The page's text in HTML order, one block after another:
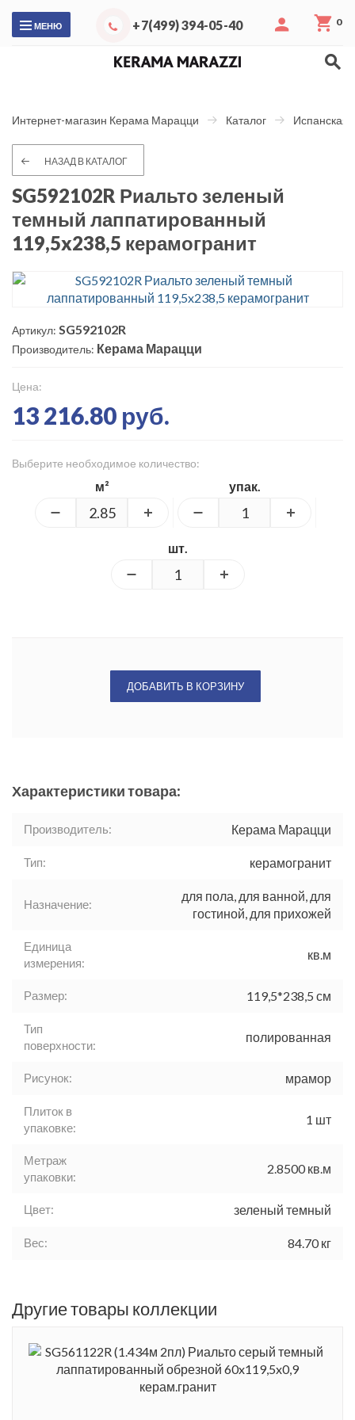
МЕНЮ +7(499) 394-05-40 0
Интернет-магазин Керама Марацци Каталог Испанская
НАЗАД В КАТАЛОГ
SG592102R Риальто зеленый
темный лаппатированный
119,5x238,5 керамогранит
Артикул: SG592102R
Производитель: Керама Марацци
Цена:
13 216.80 руб.
Выберите необходимое количество:
м² упак.
шт.
ДОБАВИТЬ В КОРЗИНУ
Характеристики товара:
Производитель: Керама Марацци
Тип: керамогранит
Назначение:
для пола, для ванной, для
гостиной, для прихожей
Единица
измерения:
кв.м
Размер: 119,5*238,5 см
Тип
поверхности:
полированная
Рисунок: мрамор
Плиток в
упаковке:
1 шт
Метраж
упаковки:
2.8500 кв.м
Цвет: зеленый темный
Вес: 84.70 кг
Другие товары коллекции